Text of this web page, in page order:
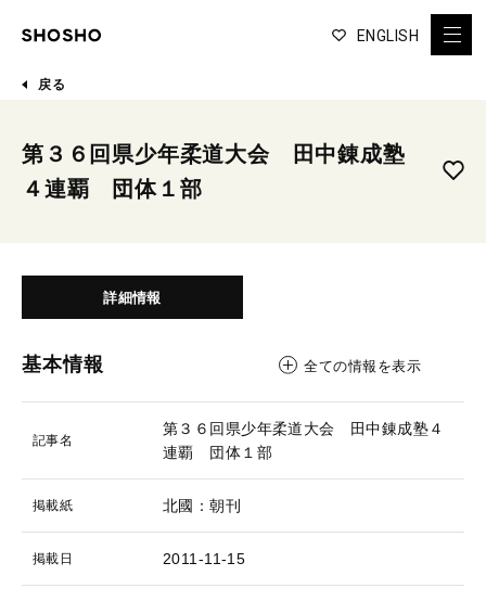
ENGLISH
戻る
第３６回県少年柔道大会 田中錬成塾
４連覇 団体１部
詳細情報
基本情報 全ての情報を表示
記事名
第３６回県少年柔道大会 田中錬成塾４
連覇 団体１部
掲載紙 北國：朝刊
掲載日 2011-11-15